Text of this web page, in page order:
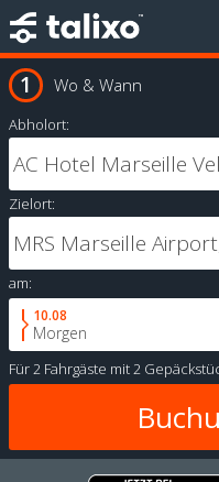
Wo & Wann
Abholort:
Zielort:
am:
10.08
Morgen
Für2 Fahrgäste mit2